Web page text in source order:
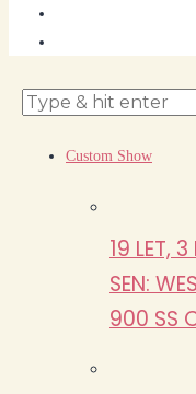
Custom Show
19 LET, 3
SEN:
900 SS